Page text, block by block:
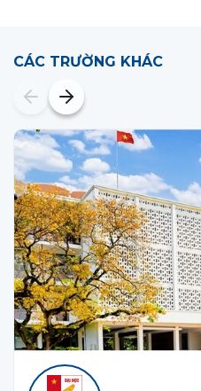
CÁC TRƯỜNG KHÁC